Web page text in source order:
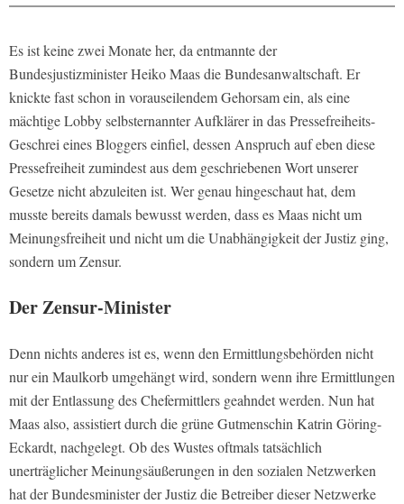
Es ist keine zwei Monate her, da entmannte der
Bundesjustizminister Heiko Maas die Bundesanwaltschaft. Er
knickte fast schon in vorauseilendem Gehorsam ein, als eine
mächtige Lobby selbsternannter Aufklärer in das Pressefreiheits-
Geschrei eines Bloggers einfiel, dessen Anspruch auf eben diese
Pressefreiheit zumindest aus dem geschriebenen Wort unserer
Gesetze nicht abzuleiten ist. Wer genau hingeschaut hat, dem
musste bereits damals bewusst werden, dass es Maas nicht um
Meinungsfreiheit und nicht um die Unabhängigkeit der Justiz ging,
sondern um Zensur.
Der Zensur-Minister
Denn nichts anderes ist es, wenn den Ermittlungsbehörden nicht
nur ein Maulkorb umgehängt wird, sondern wenn ihre Ermittlungen
mit der Entlassung des Chefermittlers geahndet werden. Nun hat
Maas also, assistiert durch die grüne Gutmenschin Katrin Göring-
Eckardt, nachgelegt. Ob des Wustes oftmals tatsächlich
unerträglicher Meinungsäußerungen in den sozialen Netzwerken
hat der Bundesminister der Justiz die Betreiber dieser Netzwerke